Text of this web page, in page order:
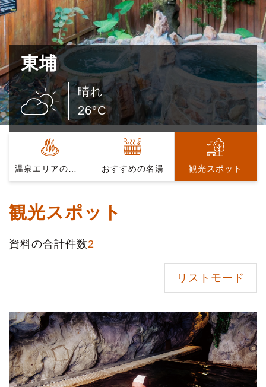
東埔
晴れ
26°C
おすすめの名湯 観光スポット
観光スポット
資料の合計件数2
リストモード